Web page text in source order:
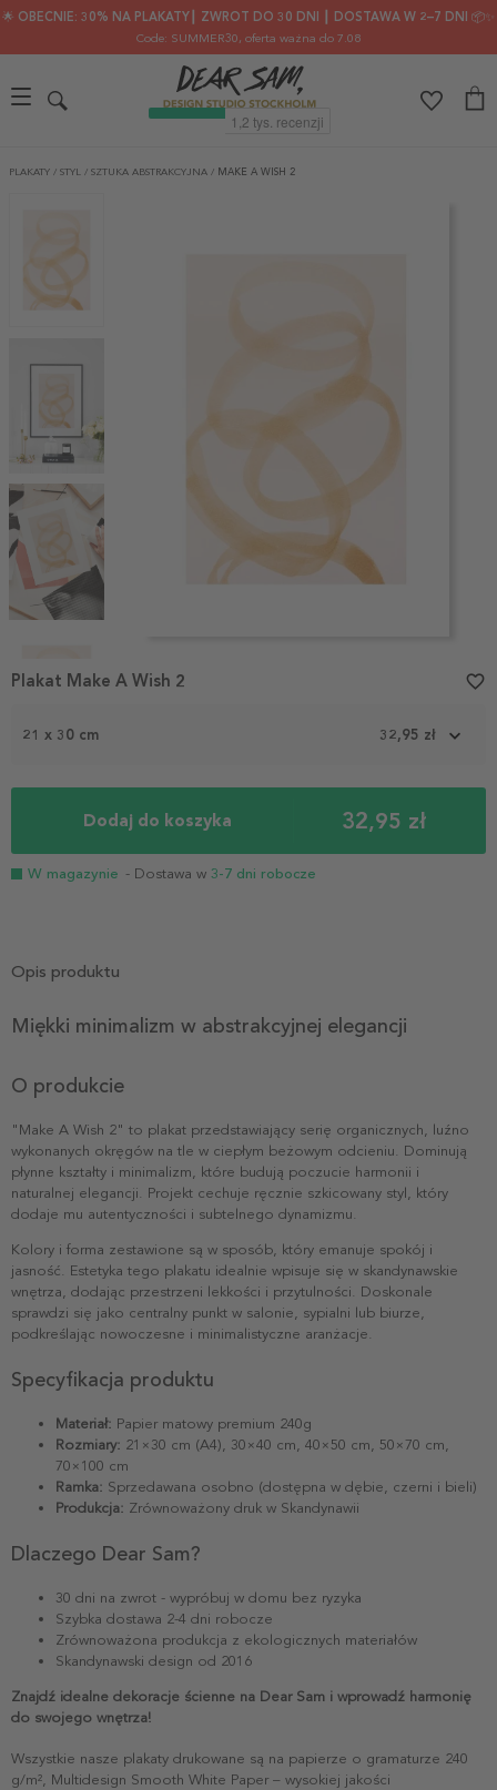
🌟 OBECNIE: 30% NA PLAKATY┃ ZWROT DO 30 DNI ┃ DOSTAWA W 2–7 DNI 📦✨
Code: SUMMER30, oferta ważna do 7.08
PLAKATY / STYL / SZTUKA ABSTRAKCYJNA / MAKE A WISH 2
1
21 x 30 cm 32,95 zł
Dodaj do koszyka 32,95 zł
W magazynie - Dostawa w 3-7 dni robocze
Plakat Make A Wish 2 favorite_border
Opis produktu
Miękki minimalizm w abstrakcyjnej elegancji
O produkcie
"Make A Wish 2" to plakat przedstawiający serię organicznych, luźno
wykonanych okręgów na tle w ciepłym beżowym odcieniu. Dominują
płynne kształty i minimalizm, które budują poczucie harmonii i
naturalnej elegancji. Projekt cechuje ręcznie szkicowany styl, który
dodaje mu autentyczności i subtelnego dynamizmu.
Kolory i forma zestawione są w sposób, który emanuje spokój i
jasność. Estetyka tego plakatu idealnie wpisuje się w skandynawskie
wnętrza, dodając przestrzeni lekkości i przytulności. Doskonale
sprawdzi się jako centralny punkt w salonie, sypialni lub biurze,
podkreślając nowoczesne i minimalistyczne aranżacje.
Specyfikacja produktu
Materiał: Papier matowy premium 240g
Rozmiary: 21×30 cm (A4), 30×40 cm, 40×50 cm, 50×70 cm,
70×100 cm
Ramka: Sprzedawana osobno (dostępna w dębie, czerni i bieli)
Produkcja: Zrównoważony druk w Skandynawii
Dlaczego Dear Sam?
30 dni na zwrot - wypróbuj w domu bez ryzyka
Szybka dostawa 2-4 dni robocze
Zrównoważona produkcja z ekologicznych materiałów
Skandynawski design od 2016
Znajdź idealne dekoracje ścienne na Dear Sam i wprowadź harmonię
do swojego wnętrza!
Wszystkie nasze plakaty drukowane są na papierze o gramaturze 240
g/m², Multidesign Smooth White Paper – wysokiej jakości